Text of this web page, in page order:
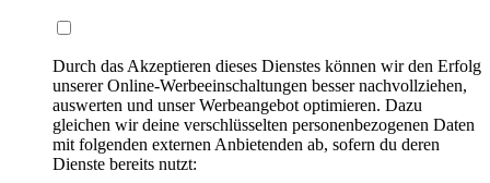
Durch das Akzeptieren dieses Dienstes können wir den Erfolg
unserer Online-Werbeeinschaltungen besser nachvollziehen,
auswerten und unser Werbeangebot optimieren. Dazu
gleichen wir deine verschlüsselten personenbezogenen Daten
mit folgenden externen Anbietenden ab, sofern du deren
Dienste bereits nutzt: